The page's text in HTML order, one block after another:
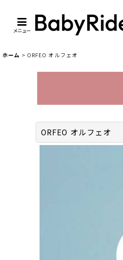
メニュー
ホーム > ORFEO オルフェオ
ORFEO オルフェオ